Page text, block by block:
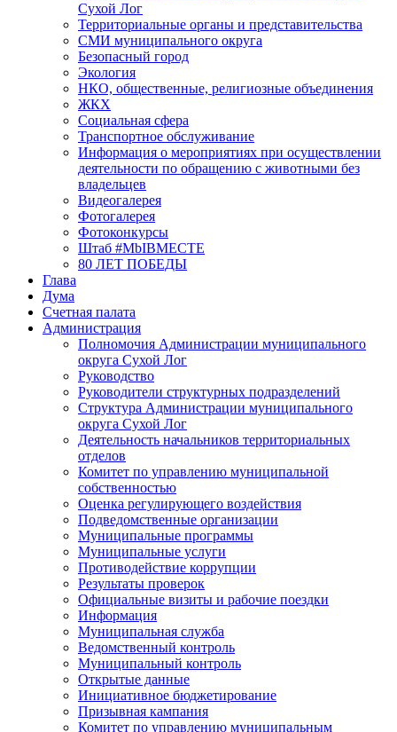
Сухой Лог
Территориальные органы и представительства
СМИ муниципального округа
Безопасный город
Экология
НКО, общественные, религиозные объединения
ЖКХ
Социальная сфера
Транспортное обслуживание
Информация о мероприятиях при осуществлении
деятельности по обращению с животными без
владельцев
Видеогалерея
Фотогалерея
Фотоконкурсы
Штаб #MbIBMECTE
80 ЛЕТ ПОБЕДЫ
Глава
Дума
Счетная палата
Администрация
Полномочия Администрации муниципального
округа Сухой Лог
Руководство
Руководители структурных подразделений
Структура Администрации муниципального
округа Сухой Лог
Деятельность начальников территориальных
отделов
Комитет по управлению муниципальной
собственностью
Оценка регулирующего воздействия
Подведомственные организации
Муниципальные программы
Муниципальные услуги
Противодействие коррупции
Результаты проверок
Официальные визиты и рабочие поездки
Информация
Муниципальная служба
Ведомственный контроль
Муниципальный контроль
Открытые данные
Инициативное бюджетирование
Призывная кампания
Комитет по управлению муниципальным